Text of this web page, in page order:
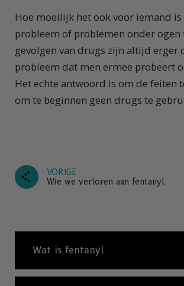
Hoe moeilijk het ook voor iemand
probleem of problemen onder ogen
gevolgen van drugs zijn altijd erger
probleem dat men ermee probeert
Het echte antwoord is om de feiten
om te beginnen geen drugs te
VORIGE
Wie we verloren aan fentanyl
Wat is fentanyl